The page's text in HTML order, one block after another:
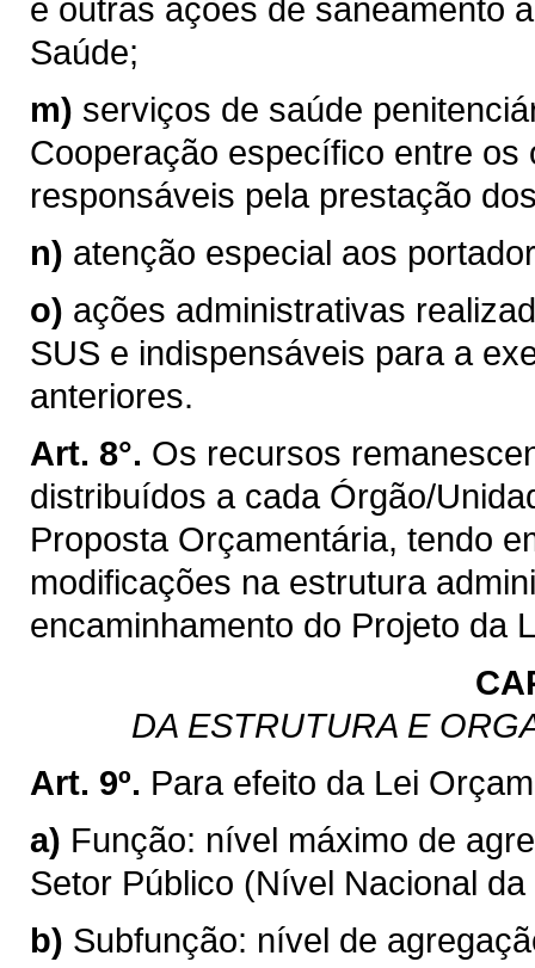
e outras ações de saneamento
Saúde;
m) serviços de saúde
Cooperação específico entre
responsáveis pela prestação
n) atenção especial aos
o) ações administrativas
SUS e indispensáveis para a
anteriores.
Art. 8°. Os recursos
distribuídos a cada Órgão/
Proposta Orçamentária, tendo
modificações na estrutura
encaminhamento do Projeto da
DA ESTRUTURA E
Art. 9º. Para efeito da Lei
a) Função: nível máximo de
Setor Público (Nível Nacional
b) Subfunção: nível de